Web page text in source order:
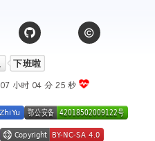
07 小时 04 分 26 秒